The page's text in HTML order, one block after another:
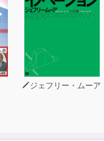
ジェフリー・ムーア